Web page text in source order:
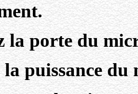
la porte du
puissance